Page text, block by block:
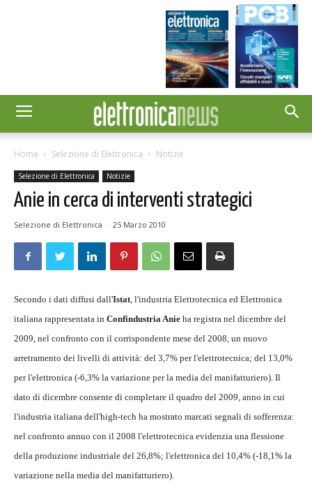
Home Selezione di Elettronica Notizie
Selezione di Elettronica Notizie
Anie in cerca di interventi strategici
Selezione di Elettronica - 25 Marzo 2010
Secondo i dati diffusi dall'Istat, l'industria Elettrotecnica ed Elettronica
italiana rappresentata in Confindustria Anie ha registra nel dicembre del
2009, nel confronto con il corrispondente mese del 2008, un nuovo
arretramento dei livelli di attività: del 3,7% per l'elettrotecnica; del 13,0%
per l'elettronica (-6,3% la variazione per la media del manifatturiero). Il
dato di dicembre consente di completare il quadro del 2009, anno in cui
l'industria italiana dell'high-tech ha mostrato marcati segnali di sofferenza:
nel confronto annuo con il 2008 l'elettrotecnica evidenzia una flessione
della produzione industriale del 26,8%; l'elettronica del 10,4% (-18,1% la
variazione nella media del manifatturiero).